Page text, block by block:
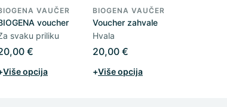
VAUČER
voucher
svaku priliku
€
Više opcija
BIOGENA VAUČER
Voucher zahvale
Hvala
20,00 €
+Više opcija